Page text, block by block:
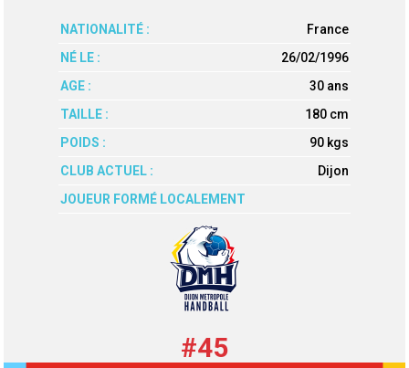
NATIONALITÉ :
France
NÉ LE :
26/02/1996
AGE :
30 ans
TAILLE :
180 cm
POIDS :
90 kgs
CLUB ACTUEL :
Dijon
JOUEUR FORMÉ LOCALEMENT
#45